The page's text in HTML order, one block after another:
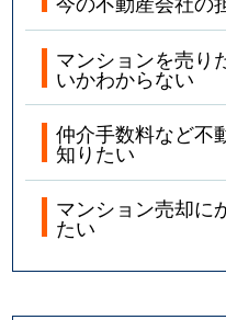
マンションを売り
いかわからない
仲介手数料など不
知りたい
マンション売却に
たい